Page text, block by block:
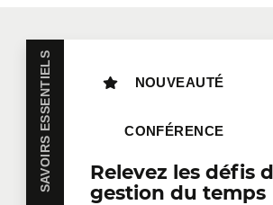
Leadership et gestion des talents
Ventes, relation client et
SAVOIRS ESSENTIELS
Relevez les défis
gestion du temps
NOUVEAUTÉ
CONFÉRENCE